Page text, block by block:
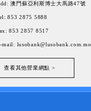
澳門蘇亞利斯博士大馬路47號
853 2875 5888
853 2857 8517
mail: lusobank@lusobank.com.mo
查看其他營業網點 >